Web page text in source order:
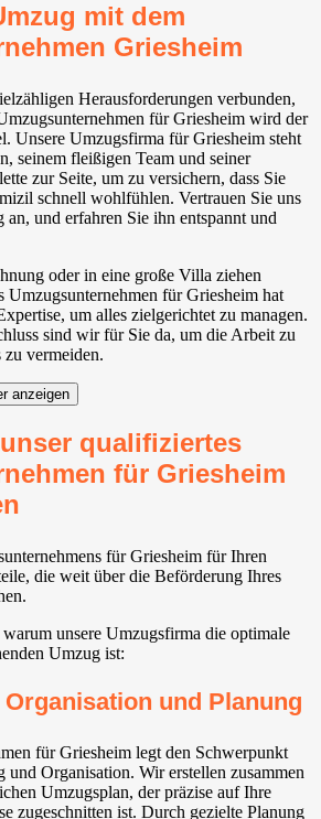
mit dem
Griesheim
Herausforderungen verbunden,
für Griesheim wird der
Unsere Umzugsfirma für Griesheim steht
seinem fleißigen Team und seiner
zur Seite, um zu versichern, dass Sie
schnell wohlfühlen. Vertrauen Sie uns
an, und erfahren Sie ihn entspannt und
oder in eine große Villa ziehen
Umzugsunternehmen für Griesheim hat
um alles zielgerichtet zu managen.
sind wir für Sie da, um die Arbeit zu
zu vermeiden.
anzeigen
qualifiziertes
für Griesheim
für Griesheim für Ihren
die weit über die Beförderung Ihres
unsere Umzugsfirma die optimale
Umzug ist:
und Planung
für Griesheim legt den Schwerpunkt
und Organisation. Wir erstellen zusammen
Umzugsplan, der präzise auf Ihre
zugeschnitten ist. Durch gezielte Planung